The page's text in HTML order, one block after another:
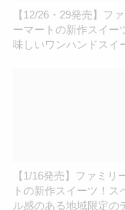
【12/26・29発売】フ
ーマートの新作スイー
味しいワンハンドスイ
【1/16発売】ファミリ
トの新作スイーツ！ス
ル感のある地域限定の